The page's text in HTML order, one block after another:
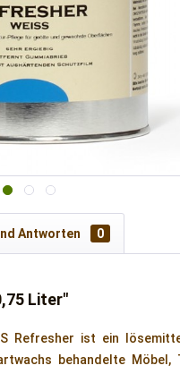
Antworten 0
Liter"
Refresher ist ein
behandelte